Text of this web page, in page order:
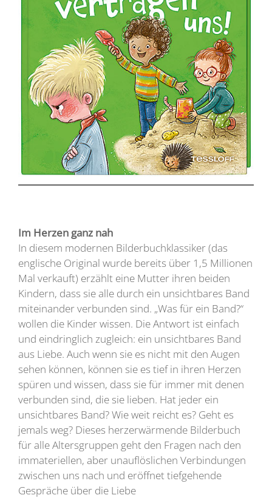
Im Herzen ganz nah
In diesem modernen Bilderbuchklassiker (das
englische Original wurde bereits über 1,5 Millionen
Mal verkauft) erzählt eine Mutter ihren beiden
Kindern, dass sie alle durch ein unsichtbares Band
miteinander verbunden sind. „Was für ein Band?“
wollen die Kinder wissen. Die Antwort ist einfach
und eindringlich zugleich: ein unsichtbares Band
aus Liebe. Auch wenn sie es nicht mit den Augen
sehen können, können sie es tief in ihren Herzen
spüren und wissen, dass sie für immer mit denen
verbunden sind, die sie lieben. Hat jeder ein
unsichtbares Band? Wie weit reicht es? Geht es
jemals weg? Dieses herzerwärmende Bilderbuch
für alle Altersgruppen geht den Fragen nach den
immateriellen, aber unauflöslichen Verbindungen
zwischen uns nach und eröffnet tiefgehende
Gespräche über die Liebe